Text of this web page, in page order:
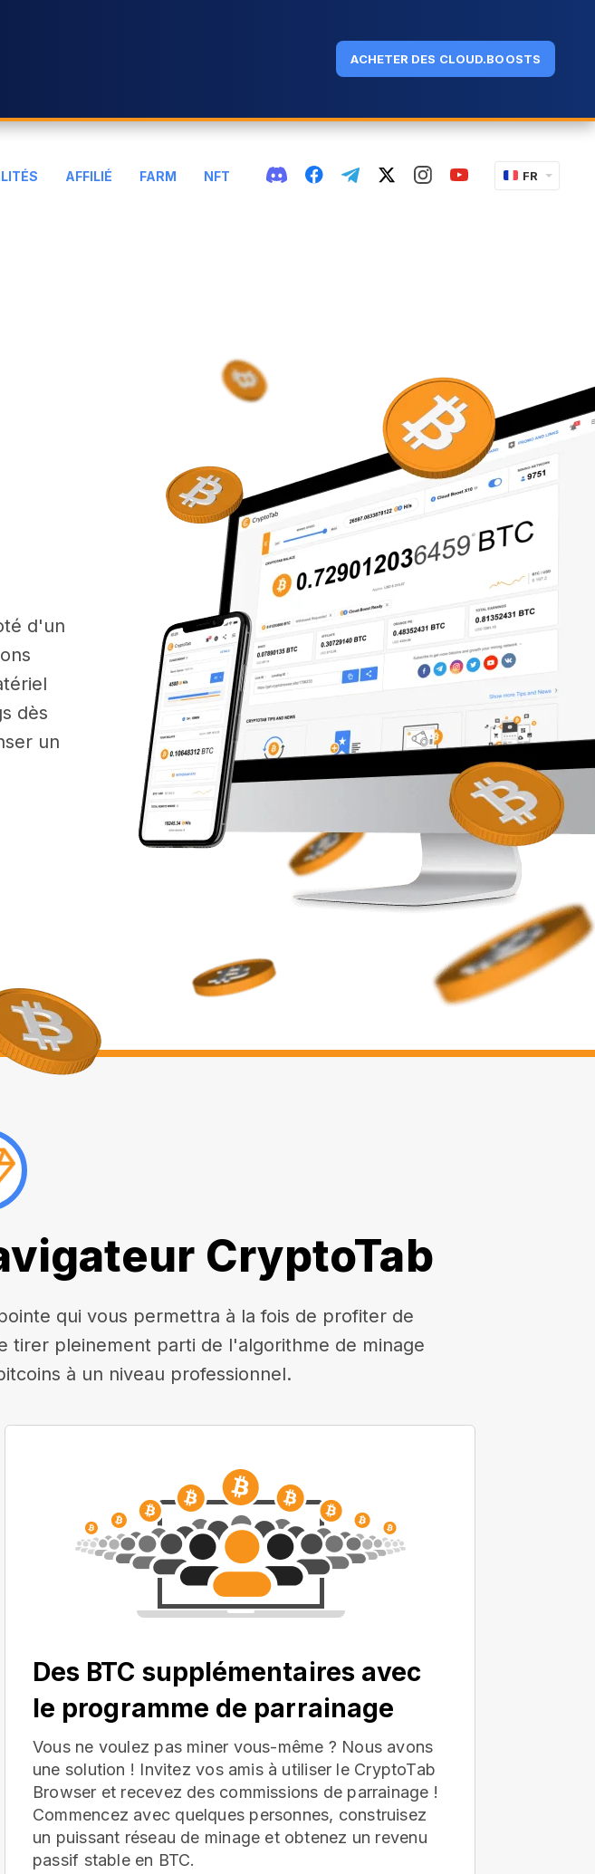
ACHETER DES CLOUD.BOOSTS
AFFILIÉ FARM NFT FR
d'un
dès
un
CryptoTab
qui vous permettra à la fois de profiter de
tirer pleinement parti de l'algorithme de minage
à un niveau professionnel.
Des BTC supplémentaires avec
le programme de parrainage
Vous ne voulez pas miner vous-même ? Nous avons
une solution ! Invitez vos amis à utiliser le CryptoTab
Browser et recevez des commissions de parrainage !
Commencez avec quelques personnes, construisez
un puissant réseau de minage et obtenez un revenu
passif stable en BTC.